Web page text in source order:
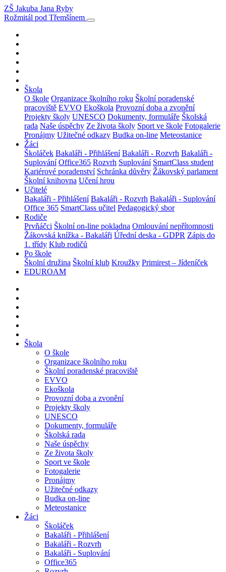
ZŠ Jakuba Jana Ryby
Rožmitál pod Třemšínem
Škola
O škole Organizace školního roku Školní poradenské
pracoviště EVVO Ekoškola Provozní doba a zvonění
Projekty školy UNESCO Dokumenty, formuláře Školská
rada Naše úspěchy Ze života školy Sport ve škole Fotogalerie
Pronájmy Užitečné odkazy Budka on-line Meteostanice
Žáci
Školáček Bakaláři - Přihlášení Bakaláři - Rozvrh Bakaláři -
Suplování Office365 Rozvrh Suplování SmartClass student
Kariérové poradenství Schránka důvěry Žákovský parlament
Školní knihovna Učení hrou
Učitelé
Bakaláři - Přihlášení Bakaláři - Rozvrh Bakaláři - Suplování
Office 365 SmartClass učitel Pedagogický sbor
Rodiče
Prvňáčci Školní on-line pokladna Omlouvání nepřítomnosti
Žákovská knížka - Bakaláři Úřední deska - GDPR Zápis do
1. třídy Klub rodičů
Po škole
Školní družina Školní klub Kroužky Primirest – Jídeníček
EDUROAM
Škola
O škole
Organizace školního roku
Školní poradenské pracoviště
EVVO
Ekoškola
Provozní doba a zvonění
Projekty školy
UNESCO
Dokumenty, formuláře
Školská rada
Naše úspěchy
Ze života školy
Sport ve škole
Fotogalerie
Pronájmy
Užitečné odkazy
Budka on-line
Meteostanice
Žáci
Školáček
Bakaláři - Přihlášení
Bakaláři - Rozvrh
Bakaláři - Suplování
Office365